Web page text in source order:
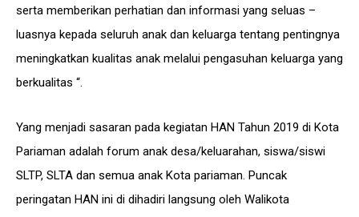
serta memberikan perhatian dan informasi yang seluas –
luasnya kepada seluruh anak dan keluarga tentang pentingnya
meningkatkan kualitas anak melalui pengasuhan keluarga yang
berkualitas “.
Yang menjadi sasaran pada kegiatan HAN Tahun 2019 di Kota
Pariaman adalah forum anak desa/keluarahan, siswa/siswi
SLTP, SLTA dan semua anak Kota pariaman. Puncak
peringatan HAN ini di dihadiri langsung oleh Walikota